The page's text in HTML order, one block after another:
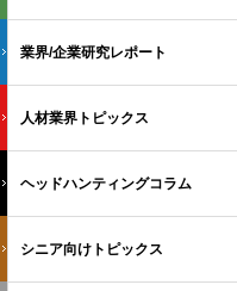
業界/企業研究レポート
人材業界トピックス
ヘッドハンティングコラム
シニア向けトピックス